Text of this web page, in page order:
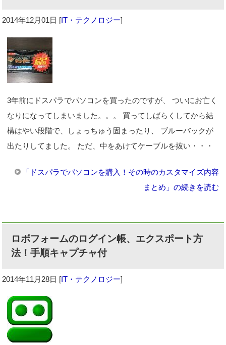
2014年12月01日 [IT・テクノロジー]
3年前にドスパラでパソコンを買ったのですが、 ついにお亡く
なりになってしまいました。。。 買ってしばらくしてから結
構はやい段階で、しょっちゅう固まったり、 ブルーバックが
出たりしてました。 ただ、中をあけてケーブルを抜い・・・
「ドスパラでパソコンを購入！その時のカスタマイズ内容
まとめ」の続きを読む
ロボフォームのログイン帳、エクスポート方
法！手順キャプチャ付
2014年11月28日 [IT・テクノロジー]